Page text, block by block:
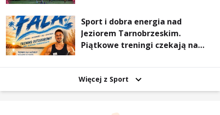
Sport i dobra energia nad
Jeziorem Tarnobrzeskim.
Piątkowe treningi czekają na
Więcej z Sport